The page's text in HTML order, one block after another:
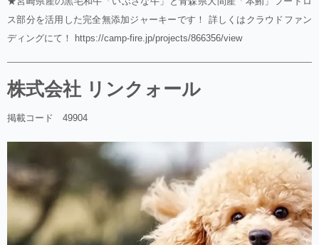
ス部分を活用した完全無添加ジャーキーです！ 詳しくはクラウドファン
ディングにて！ https://camp-fire.jp/projects/866356/view
株式会社 リンクォール
掲載コード 49904